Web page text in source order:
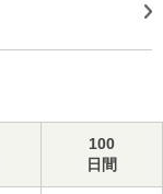
100
日間